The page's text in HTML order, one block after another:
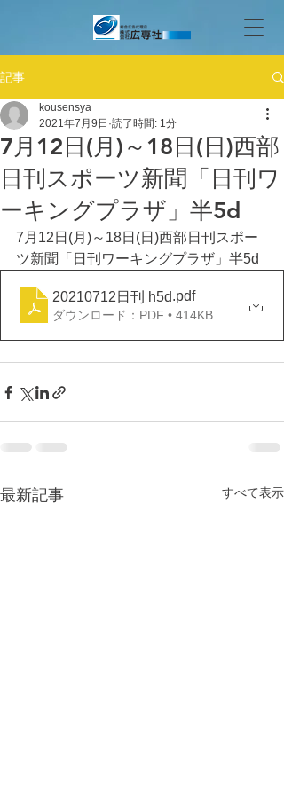
記事
7月12日(月)～18日(日)西部
日刊スポーツ新聞「日刊ワ
ーキングプラザ」半5d
kousensya
2021年7月9日 読了時間: 1分
7月12日(月)～18日(日)西部日刊スポー
ツ新聞「日刊ワーキングプラザ」半5d
20210712日刊 h5d.pdf
ダウンロード：PDF • 414KB
最新記事 すべて表示